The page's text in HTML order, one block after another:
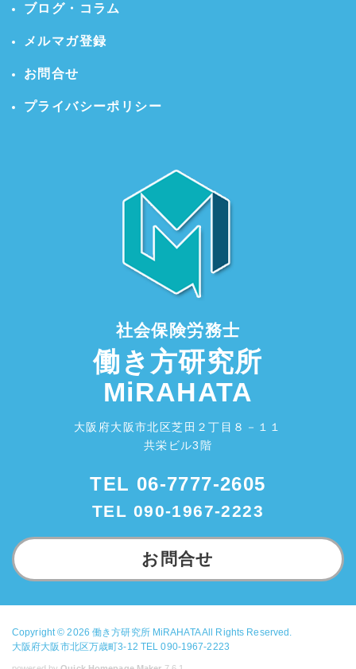
ブログ・コラム
メルマガ登録
お問合せ
プライバシーポリシー
社会保険労務士
働き方研究所
MiRAHATA
大阪府大阪市北区芝田２丁目８－１１
共栄ビル3階
TEL 06-7777-2605
TEL 090-1967-2223
お問合せ
Copyright © 2026働き方研究所 MiRAHATAAll Rights Reserved.
大阪府大阪市北区万歳町3-12 TEL 090-1967-2223